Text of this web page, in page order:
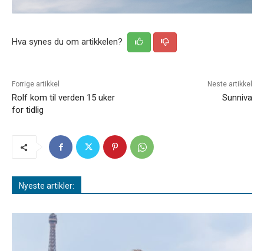
Hva synes du om artikkelen?
Forrige artikkel
Rolf kom til verden 15 uker
for tidlig
Neste artikkel
Sunniva
Nyeste artikler: